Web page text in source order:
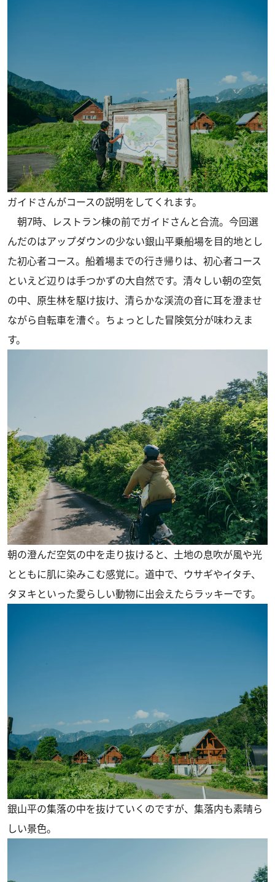
ガイドさんがコースの説明をしてくれます。
朝7時、レストラン棟の前でガイドさんと合流。今回選
んだのはアップダウンの少ない銀山平乗船場を目的地とし
た初心者コース。船着場までの行き帰りは、初心者コース
といえど辺りは手つかずの大自然です。清々しい朝の空気
の中、原生林を駆け抜け、清らかな渓流の音に耳を澄ませ
ながら自転車を漕ぐ。ちょっとした冒険気分が味わえま
す。
朝の澄んだ空気の中を走り抜けると、土地の息吹が風や光
とともに肌に染みこむ感覚に。道中で、ウサギやイタチ、
タヌキといった愛らしい動物に出会えたらラッキーです。
銀山平の集落の中を抜けていくのですが、集落内も素晴ら
しい景色。